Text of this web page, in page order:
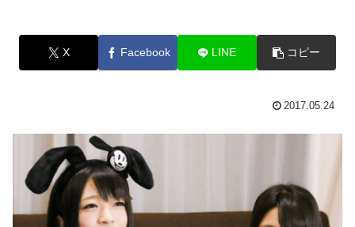
X Facebook LINE コピー
2017.05.24